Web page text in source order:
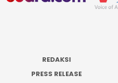
REDAKSI
PRESS RELEASE